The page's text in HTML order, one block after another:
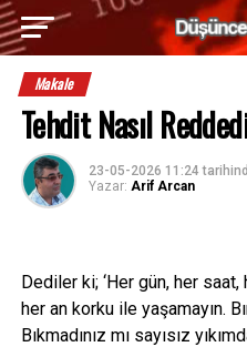
Makale
Tehdit Nasıl
23-05-2026 11:24
Yazar: Arif Arcan
Dediler ki; ‘Her gün, her
her an korku ile yaşamayın.
Bıkmadınız mı sayısız